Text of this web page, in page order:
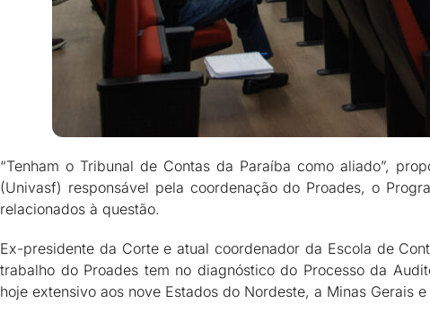
“Tenham o Tribunal de Contas da Paraíba como aliado”,
(Univasf) responsável pela coordenação do Proades, o
relacionados à questão.
Ex-presidente da Corte e atual coordenador da Escola de
trabalho do Proades tem no diagnóstico do Processo da
hoje extensivo aos nove Estados do Nordeste, a Minas Gerais